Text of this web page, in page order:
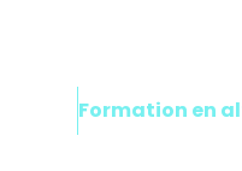
Formation en